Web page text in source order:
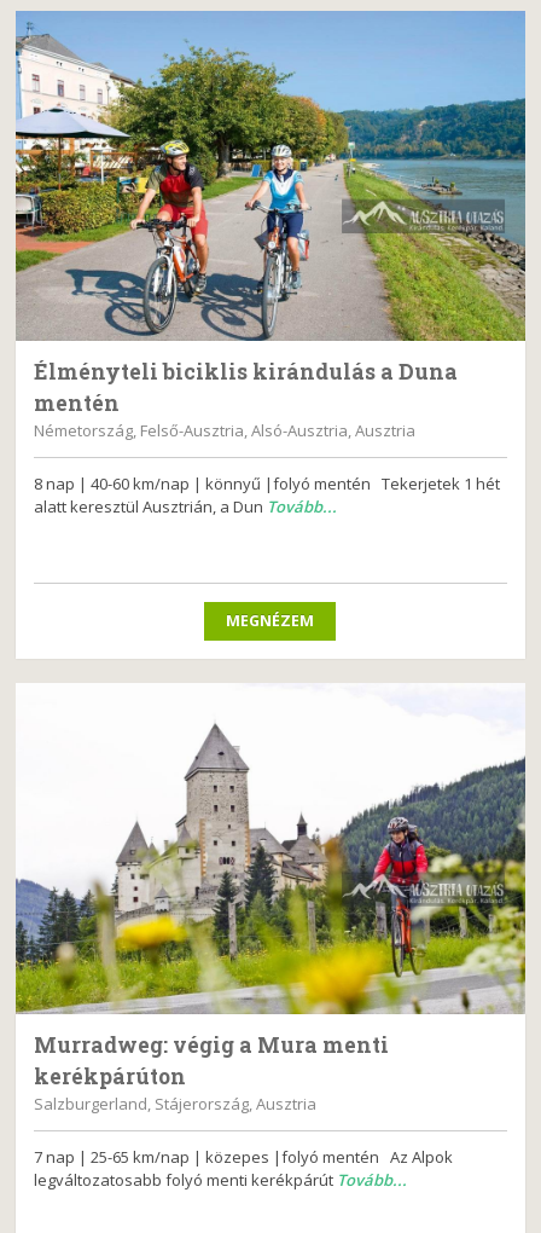
Élményteli biciklis kirándulás a Duna
mentén
Németország, Felső-Ausztria, Alsó-Ausztria, Ausztria
8 nap | 40-60 km/nap | könnyű |folyó mentén Tekerjetek 1 hét
alatt keresztül Ausztrián, a Dun Tovább...
MEGNÉZEM
Murradweg: végig a Mura menti
kerékpárúton
Salzburgerland, Stájerország, Ausztria
7 nap | 25-65 km/nap | közepes |folyó mentén Az Alpok
legváltozatosabb folyó menti kerékpárút Tovább...